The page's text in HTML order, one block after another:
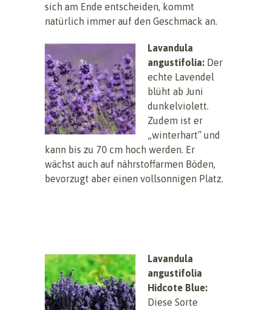
sich am Ende entscheiden, kommt
natürlich immer auf den Geschmack an.
Lavandula
angustifolia: Der
echte Lavendel
blüht ab Juni
dunkelviolett.
Zudem ist er
„winterhart“ und
kann bis zu 70 cm hoch werden. Er
wächst auch auf nährstoffarmen Böden,
bevorzugt aber einen vollsonnigen Platz.
Lavandula
angustifolia
Hidcote Blue:
Diese Sorte